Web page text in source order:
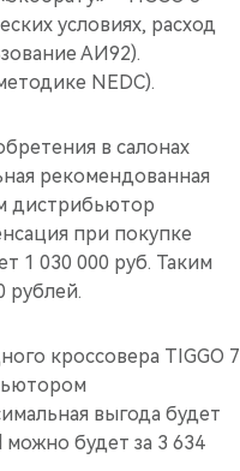
условиях, расход
АИ92).
NEDC).
в салонах
рекомендованная
дистрибьютор
при покупке
1 030 000 руб. Таким
рублей.
кроссовера TIGGO 7
выгода будет
можно будет за 3 634